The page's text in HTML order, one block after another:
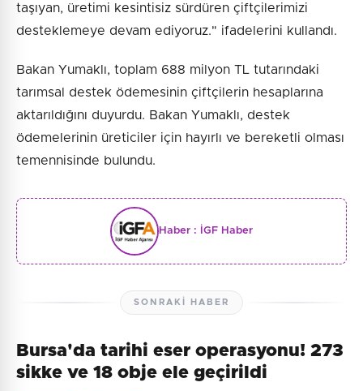
taşıyan, üretimi kesintisiz sürdüren çiftçilerimizi
desteklemeye devam ediyoruz." ifadelerini kullandı.
Bakan Yumaklı, toplam 688 milyon TL tutarındaki
tarımsal destek ödemesinin çiftçilerin hesaplarına
aktarıldığını duyurdu. Bakan Yumaklı, destek
ödemelerinin üreticiler için hayırlı ve bereketli olması
temennisinde bulundu.
Haber : İGF Haber
SONRAKI HABER
Bursa'da tarihi eser operasyonu! 273
sikke ve 18 obje ele geçirildi